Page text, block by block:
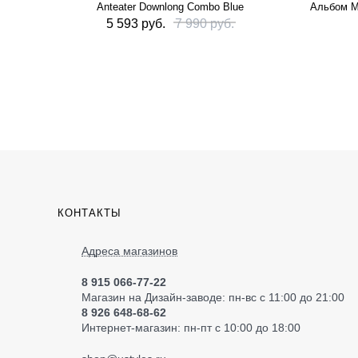
Anteater Downlong Combo Blue
5 593 руб. 7 990 руб.
Альбом
КОНТАКТЫ
Адреса магазинов
8 915 066-77-22
Магазин на Дизайн-заводе: пн-вс с 11:00 до 21:00
8 926 648-68-62
Интернет-магазин: пн-пт с 10:00 до 18:00